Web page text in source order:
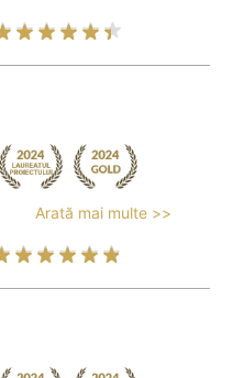
Arată mai multe >>